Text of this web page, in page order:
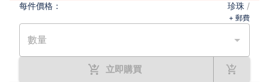
每件價格： 珍珠 /
+ 郵費
數量
立即購買